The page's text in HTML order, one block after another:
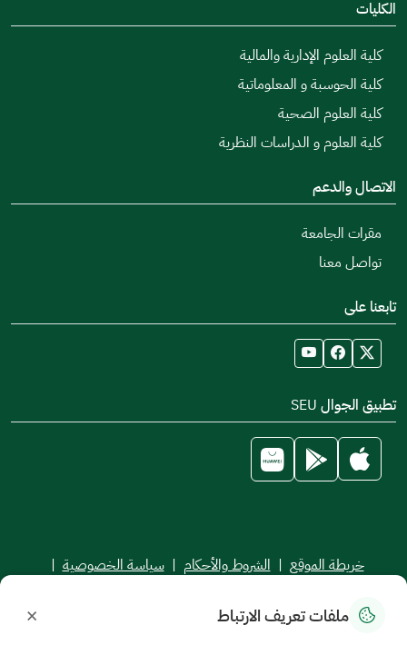
الكليات
كلية العلوم الإدارية والمالية
كلية الحوسبة و المعلوماتية
كلية العلوم الصحية
كلية العلوم و الدراسات النظرية
الاتصال والدعم
مقرات الجامعة
تواصل معنا
تابعنا على
تطبيق الجوال SEU
خريطة الموقع | الشروط والأحكام | سياسة الخصوصية |
جميع الحقوق محفوظة للجامعة السعودية الإلكترونية © 2026
ملفات تعريف الارتباط ×